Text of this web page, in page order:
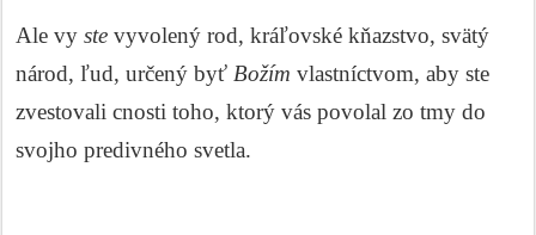
Ale vy ste vyvolený rod, kráľovské kňazstvo, svätý
národ, ľud, určený byť Božím vlastníctvom, aby ste
zvestovali cnosti toho, ktorý vás povolal zo tmy do
svojho predivného svetla.